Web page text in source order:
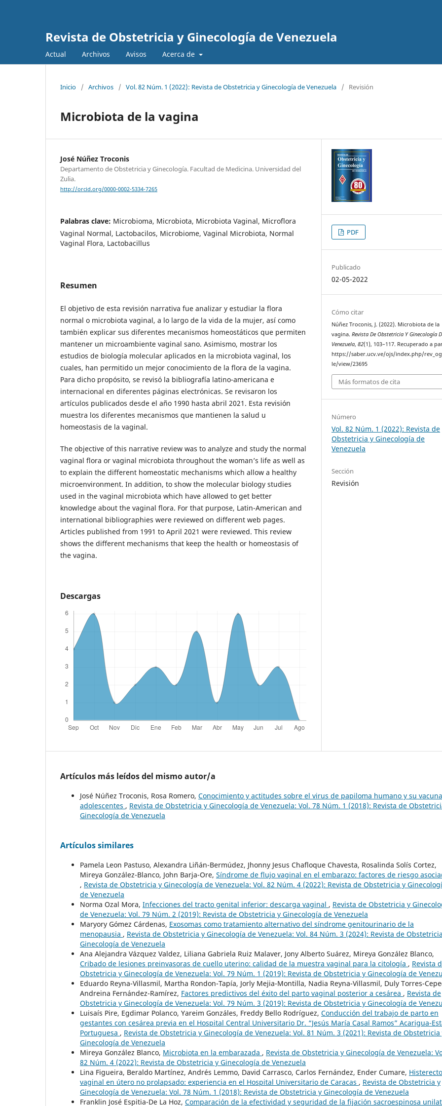
Revista de Obstetricia y Ginecología de Venezuela
Actual Archivos Avisos Acerca de
Inicio / Archivos / Vol. 82 Núm. 1 (2022): Revista de Obstetricia y Ginecología de Venezuela / Revisión
Microbiota de la vagina
José Núñez Troconis
Departamento de Obstetricia y Ginecología. Facultad de Medicina. Universidad del
Zulia.
http://orcid.org/0000-0002-5334-7265
Palabras clave: Microbioma, Microbiota, Microbiota Vaginal, Microflora
Vaginal Normal, Lactobacilos, Microbiome, Vaginal Microbiota, Normal
Vaginal Flora, Lactobacillus
Resumen
El objetivo de esta revisión narrativa fue analizar y estudiar la flora
normal o microbiota vaginal, a lo largo de la vida de la mujer, así como
también explicar sus diferentes mecanismos homeostáticos que permiten
mantener un microambiente vaginal sano. Asimismo, mostrar los
estudios de biología molecular aplicados en la microbiota vaginal, los
cuales, han permitido un mejor conocimiento de la flora de la vagina.
Para dicho propósito, se revisó la bibliografía latino-americana e
internacional en diferentes páginas electrónicas. Se revisaron los
artículos publicados desde el año 1990 hasta abril 2021. Esta revisión
muestra los diferentes mecanismos que mantienen la salud u
homeostasis de la vaginal.
The objective of this narrative review was to analyze and study the normal
vaginal flora or vaginal microbiota throughout the woman’s life as well as
to explain the different homeostatic mechanisms which allow a healthy
microenvironment. In addition, to show the molecular biology studies
used in the vaginal microbiota which have allowed to get better
knowledge about the vaginal flora. For that purpose, Latin-American and
international bibliographies were reviewed on different web pages.
Articles published from 1991 to April 2021 were reviewed. This review
shows the different mechanisms that keep the health or homeostasis of
the vagina.
Descargas
PDF
Publicado
02-05-2022
Cómo citar
Núñez Troconis, J. (2022). Microbiota de la
vagina.Revista De Obstetricia Y Ginecología
Venezuela,82(1), 103–117. Recuperado a
https://saber.ucv.ve/ojs/index.php/
le/view/23695
Más formatos de cita
Número
Vol. 82 Núm. 1 (2022): Revista de
Obstetricia y Ginecología de
Venezuela
Sección
Revisión
Artículos más leídos del mismo autor/a
José Núñez Troconis, Rosa Romero, Conocimiento y actitudes sobre el virus de papiloma humano y su
adolescentes , Revista de Obstetricia y Ginecología de Venezuela: Vol. 78 Núm. 1 (2018): Revista de
Ginecología de Venezuela
Artículos similares
Pamela Leon Pastuso, Alexandra Liñán-Bermúdez, Jhonny Jesus Chafloque Chavesta, Rosalinda Solís Cortez,
Mireya González-Blanco, John Barja-Ore, Síndrome de flujo vaginal en el embarazo: factores de riesgo
, Revista de Obstetricia y Ginecología de Venezuela: Vol. 82 Núm. 4 (2022): Revista de Obstetricia y
de Venezuela
Norma Ozal Mora, Infecciones del tracto genital inferior: descarga vaginal , Revista de Obstetricia y
de Venezuela: Vol. 79 Núm. 2 (2019): Revista de Obstetricia y Ginecología de Venezuela
Maryory Gómez Cárdenas, Exosomas como tratamiento alternativo del síndrome genitourinario de la
menopausia , Revista de Obstetricia y Ginecología de Venezuela: Vol. 84 Núm. 3 (2024): Revista de
Ginecología de Venezuela
Ana Alejandra Vázquez Valdez, Liliana Gabriela Ruiz Malaver, Jony Alberto Suárez, Mireya González Blanco,
Cribado de lesiones preinvasoras de cuello uterino: calidad de la muestra vaginal para la citología , Revista
Obstetricia y Ginecología de Venezuela: Vol. 79 Núm. 1 (2019): Revista de Obstetricia y Ginecología de
Eduardo Reyna-Villasmil, Martha Rondon-Tapía, Jorly Mejia-Montilla, Nadia Reyna-Villasmil, Duly Torres-
Andreina Fernández-Ramírez, Factores predictivos del éxito del parto vaginal posterior a cesárea , Revista de
Obstetricia y Ginecología de Venezuela: Vol. 79 Núm. 3 (2019): Revista de Obstetricia y Ginecología de
Luisaís Pire, Egdimar Polanco, Yareim Gonzáles, Freddy Bello Rodríguez, Conducción del trabajo de parto en
gestantes con cesárea previa en el Hospital Central Universitario Dr. “Jesús María Casal Ramos” Acarigua-
Portuguesa , Revista de Obstetricia y Ginecología de Venezuela: Vol. 81 Núm. 3 (2021): Revista de Obstetricia
Ginecología de Venezuela
Mireya González Blanco, Microbiota en la embarazada , Revista de Obstetricia y Ginecología de Venezuela:
82 Núm. 4 (2022): Revista de Obstetricia y Ginecología de Venezuela
Lina Figueira, Beraldo Martínez, Andrés Lemmo, David Carrasco, Carlos Fernández, Ender Cumare,
vaginal en útero no prolapsado: experiencia en el Hospital Universitario de Caracas , Revista de Obstetricia y
Ginecología de Venezuela: Vol. 78 Núm. 1 (2018): Revista de Obstetricia y Ginecología de Venezuela
Franklin José Espitia-De La Hoz, Comparación de la efectividad y seguridad de la fijación sacroespinosa